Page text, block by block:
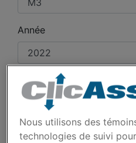
Année
Villes
Nous utilisons des
technologies de suivi